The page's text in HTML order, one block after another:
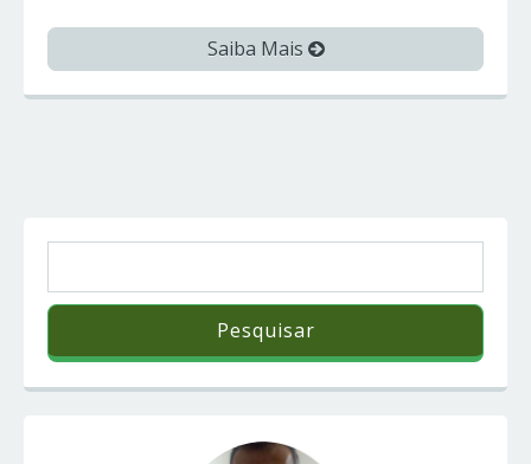
Saiba Mais